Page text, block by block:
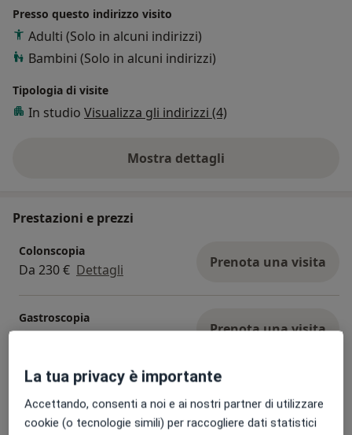
Presso questo indirizzo visito
Adulti (Solo in alcuni indirizzi)
Bambini (Solo in alcuni indirizzi)
Tipologia di visite
In studio Visualizza gli indirizzi (4)
Mostra dettagli
sull'esperienza
Prestazioni e prezzi
Colonscopia
Da 230 € Dettagli Prenota una visita
Gastroscopia
180 € Dettagli Prenota una visita
Esofagogastroduodenoscopia
180 € Dettagli Prenota una visita
La tua privacy è importante
Accettando, consenti a noi e ai nostri partner di utilizzare
cookie (o tecnologie simili) per raccogliere dati statistici